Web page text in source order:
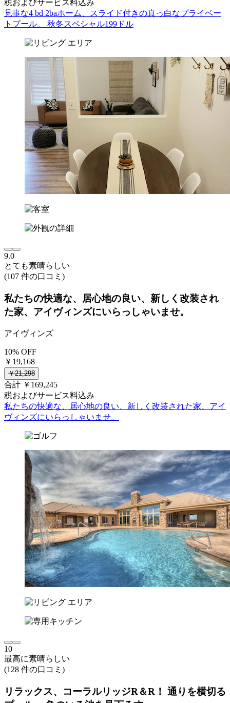
税およびサービス料込み
見事な4 bd 2baホーム、スライド付きの真っ白なプライベー
トプール。 秋冬スペシャル199ドル
9.0
とても素晴らしい
(107 件の口コミ)
私たちの快適な、居心地の良い、新しく改装され
た家、アイヴィンズにいらっしゃいませ。
アイヴィンズ
10% OFF
￥19,168
￥21,298
合計 ￥169,245
税およびサービス料込み
私たちの快適な、居心地の良い、新しく改装された家、アイ
ヴィンズにいらっしゃいませ。
10
最高に素晴らしい
(128 件の口コミ)
リラックス、コーラルリッジR＆R！ 通りを横切る